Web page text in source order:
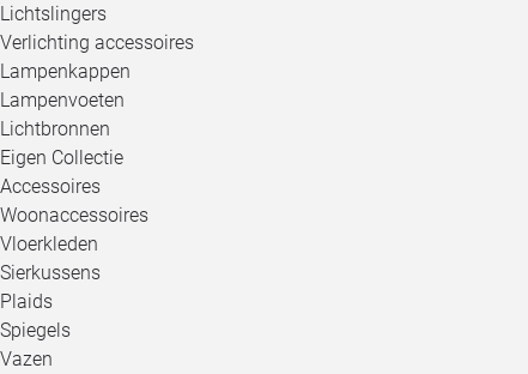
Lichtslingers
Verlichting accessoires
Lampenkappen
Lampenvoeten
Lichtbronnen
Eigen Collectie
Accessoires
Woonaccessoires
Vloerkleden
Sierkussens
Plaids
Spiegels
Vazen